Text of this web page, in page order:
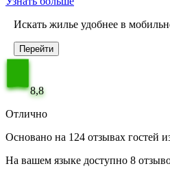
Искать жилье удобнее в
Перейти
8,8
Отлично
Основано на 124 отзывах гостей
На вашем языке доступно 8